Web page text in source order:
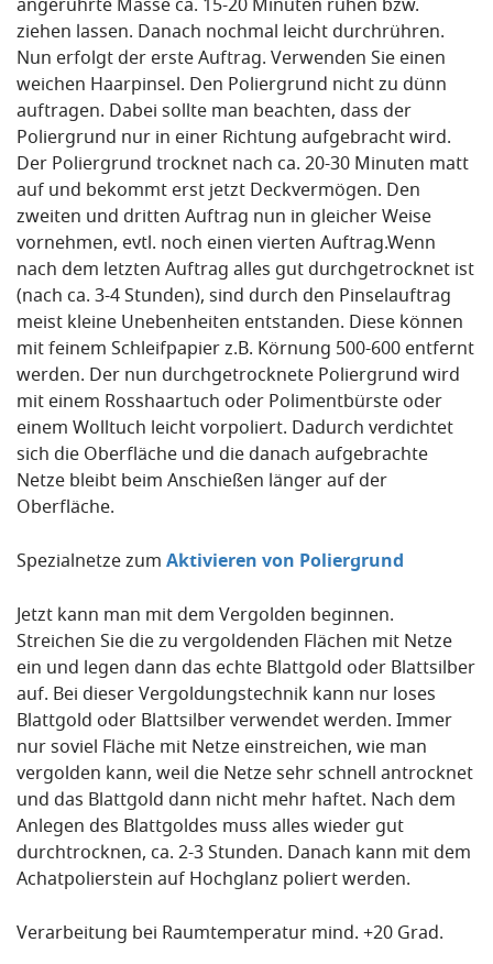
angerührte Masse ca. 15-20 Minuten ruhen bzw.
ziehen lassen. Danach nochmal leicht durchrühren.
Nun erfolgt der erste Auftrag. Verwenden Sie einen
weichen Haarpinsel. Den Poliergrund nicht zu dünn
auftragen. Dabei sollte man beachten, dass der
Poliergrund nur in einer Richtung aufgebracht wird.
Der Poliergrund trocknet nach ca. 20-30 Minuten matt
auf und bekommt erst jetzt Deckvermögen. Den
zweiten und dritten Auftrag nun in gleicher Weise
vornehmen, evtl. noch einen vierten Auftrag.Wenn
nach dem letzten Auftrag alles gut durchgetrocknet ist
(nach ca. 3-4 Stunden), sind durch den Pinselauftrag
meist kleine Unebenheiten entstanden. Diese können
mit feinem Schleifpapier z.B. Körnung 500-600 entfernt
werden. Der nun durchgetrocknete Poliergrund wird
mit einem Rosshaartuch oder Polimentbürste oder
einem Wolltuch leicht vorpoliert. Dadurch verdichtet
sich die Oberfläche und die danach aufgebrachte
Netze bleibt beim Anschießen länger auf der
Oberfläche.
Spezialnetze zumAktivieren von Poliergrund
Jetzt kann man mit dem Vergolden beginnen.
Streichen Sie die zu vergoldenden Flächen mit Netze
ein und legen dann das echte Blattgold oder Blattsilber
auf. Bei dieser Vergoldungstechnik kann nur loses
Blattgold oder Blattsilber verwendet werden. Immer
nur soviel Fläche mit Netze einstreichen, wie man
vergolden kann, weil die Netze sehr schnell antrocknet
und das Blattgold dann nicht mehr haftet. Nach dem
Anlegen des Blattgoldes muss alles wieder gut
durchtrocknen, ca. 2-3 Stunden. Danach kann mit dem
Achatpolierstein auf Hochglanz poliert werden.
Verarbeitung bei Raumtemperatur mind. +20 Grad.